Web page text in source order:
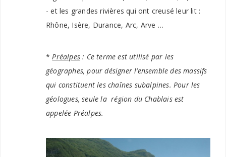
- et les grandes rivières qui ont creusé leur lit :
Rhône, Isère, Durance, Arc, Arve …
* Préalpes : Ce terme est utilisé par les
géographes, pour désigner l’ensemble des massifs
qui constituent les chaînes subalpines. Pour les
géologues, seule la région du Chablais est
appelée Préalpes.